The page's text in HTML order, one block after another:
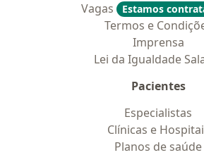
Vagas
Estamos
Termos e
Imprensa
Lei da Igualdade
Pacientes
Especialistas
Clínicas e
Planos de saúde